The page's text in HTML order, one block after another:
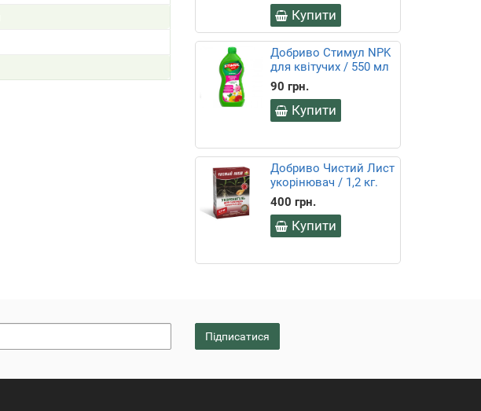
Купити
Добриво Стимул NPK
для квітучих / 550 мл
90 грн.
Купити
Добриво Чистий Лист
укорінювач / 1,2 кг.
400 грн.
Купити
Підписатися